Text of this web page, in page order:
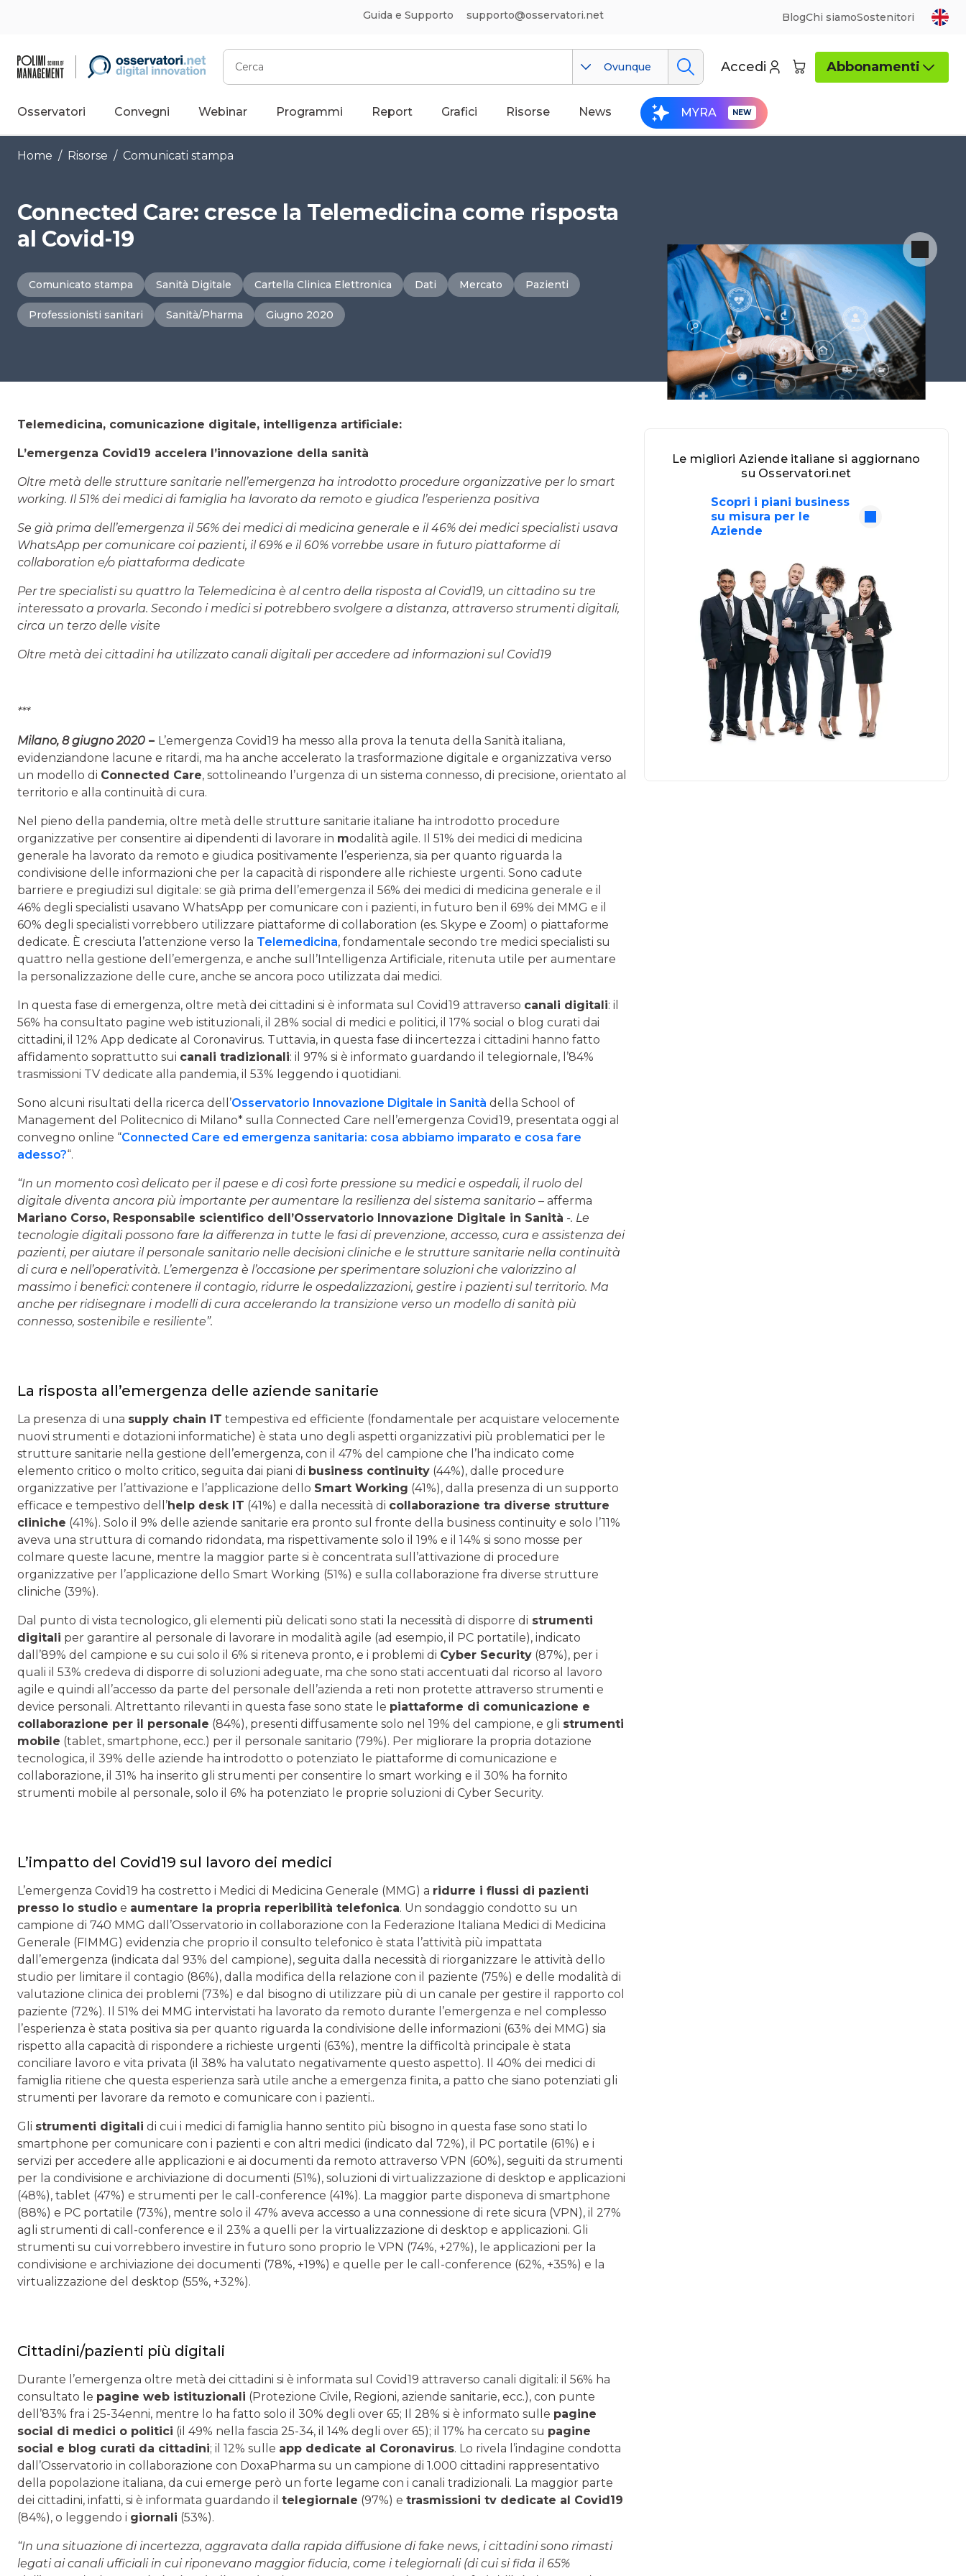
Guida e Supporto supporto@osservatori.net BlogChi siamoSostenitori
Cerca
Ovunque Accedi Abbonamenti
Osservatori Convegni Webinar Programmi Report Grafici Risorse News MYRA
Home / Risorse / Comunicati stampa
Connected Care: cresce la Telemedicina come risposta
al Covid-19
Comunicato stampa Sanità Digitale Cartella Clinica Elettronica Dati Mercato Pazienti
Professionisti sanitari Sanità/Pharma Giugno 2020
Telemedicina, comunicazione digitale, intelligenza artificiale:
L’emergenza Covid19 accelera l’innovazione della sanità
Oltre metà delle strutture sanitarie nell’emergenza ha introdotto procedure organizzative per lo smart
working. Il 51% dei medici di famiglia ha lavorato da remoto e giudica l’esperienza positiva
Se già prima dell’emergenza il 56% dei medici di medicina generale e il 46% dei medici specialisti usava
WhatsApp per comunicare coi pazienti, il 69% e il 60% vorrebbe usare in futuro piattaforme di
collaboration e/o piattaforma dedicate
Per tre specialisti su quattro la Telemedicina è al centro della risposta al Covid19, un cittadino su tre
interessato a provarla. Secondo i medici si potrebbero svolgere a distanza, attraverso strumenti digitali,
circa un terzo delle visite
Oltre metà dei cittadini ha utilizzato canali digitali per accedere ad informazioni sul Covid19
***
Milano, 8 giugno 2020 – L’emergenza Covid19 ha messo alla prova la tenuta della Sanità italiana,
evidenziandone lacune e ritardi, ma ha anche accelerato la trasformazione digitale e organizzativa verso
un modello di Connected Care, sottolineando l’urgenza di un sistema connesso, di precisione, orientato al
territorio e alla continuità di cura.
Nel pieno della pandemia, oltre metà delle strutture sanitarie italiane ha introdotto procedure
organizzative per consentire ai dipendenti di lavorare in modalità agile. Il 51% dei medici di medicina
generale ha lavorato da remoto e giudica positivamente l’esperienza, sia per quanto riguarda la
condivisione delle informazioni che per la capacità di rispondere alle richieste urgenti. Sono cadute
barriere e pregiudizi sul digitale: se già prima dell’emergenza il 56% dei medici di medicina generale e il
46% degli specialisti usavano WhatsApp per comunicare con i pazienti, in futuro ben il 69% dei MMG e il
60% degli specialisti vorrebbero utilizzare piattaforme di collaboration (es. Skype e Zoom) o piattaforme
dedicate. È cresciuta l’attenzione verso la Telemedicina, fondamentale secondo tre medici specialisti su
quattro nella gestione dell’emergenza, e anche sull’Intelligenza Artificiale, ritenuta utile per aumentare
la personalizzazione delle cure, anche se ancora poco utilizzata dai medici.
In questa fase di emergenza, oltre metà dei cittadini si è informata sul Covid19 attraverso canali digitali: il
56% ha consultato pagine web istituzionali, il 28% social di medici e politici, il 17% social o blog curati dai
cittadini, il 12% App dedicate al Coronavirus. Tuttavia, in questa fase di incertezza i cittadini hanno fatto
affidamento soprattutto sui canali tradizionali: il 97% si è informato guardando il telegiornale, l’84%
trasmissioni TV dedicate alla pandemia, il 53% leggendo i quotidiani.
Sono alcuni risultati della ricerca dell’Osservatorio Innovazione Digitale in Sanità della School of
Management del Politecnico di Milano* sulla Connected Care nell’emergenza Covid19, presentata oggi al
convegno online “Connected Care ed emergenza sanitaria: cosa abbiamo imparato e cosa fare
adesso?“.
“In un momento così delicato per il paese e di così forte pressione su medici e ospedali, il ruolo del
digitale diventa ancora più importante per aumentare la resilienza del sistema sanitario – afferma
Mariano Corso, Responsabile scientifico dell’Osservatorio Innovazione Digitale in Sanità -. Le
tecnologie digitali possono fare la differenza in tutte le fasi di prevenzione, accesso, cura e assistenza dei
pazienti, per aiutare il personale sanitario nelle decisioni cliniche e le strutture sanitarie nella continuità
di cura e nell’operatività. L’emergenza è l’occasione per sperimentare soluzioni che valorizzino al
massimo i benefici: contenere il contagio, ridurre le ospedalizzazioni, gestire i pazienti sul territorio. Ma
anche per ridisegnare i modelli di cura accelerando la transizione verso un modello di sanità più
connesso, sostenibile e resiliente”.
La risposta all’emergenza delle aziende sanitarie
La presenza di una supply chain IT tempestiva ed efficiente (fondamentale per acquistare velocemente
nuovi strumenti e dotazioni informatiche) è stata uno degli aspetti organizzativi più problematici per le
strutture sanitarie nella gestione dell’emergenza, con il 47% del campione che l’ha indicato come
elemento critico o molto critico, seguita dai piani di business continuity (44%), dalle procedure
organizzative per l’attivazione e l’applicazione dello Smart Working (41%), dalla presenza di un supporto
efficace e tempestivo dell’help desk IT (41%) e dalla necessità di collaborazione tra diverse strutture
cliniche (41%). Solo il 9% delle aziende sanitarie era pronto sul fronte della business continuity e solo l’11%
aveva una struttura di comando ridondata, ma rispettivamente solo il 19% e il 14% si sono mosse per
colmare queste lacune, mentre la maggior parte si è concentrata sull’attivazione di procedure
organizzative per l’applicazione dello Smart Working (51%) e sulla collaborazione fra diverse strutture
cliniche (39%).
Dal punto di vista tecnologico, gli elementi più delicati sono stati la necessità di disporre di strumenti
digitali per garantire al personale di lavorare in modalità agile (ad esempio, il PC portatile), indicato
dall’89% del campione e su cui solo il 6% si riteneva pronto, e i problemi di Cyber Security (87%), per i
quali il 53% credeva di disporre di soluzioni adeguate, ma che sono stati accentuati dal ricorso al lavoro
agile e quindi all’accesso da parte del personale dell’azienda a reti non protette attraverso strumenti e
device personali. Altrettanto rilevanti in questa fase sono state le piattaforme di comunicazione e
collaborazione per il personale (84%), presenti diffusamente solo nel 19% del campione, e gli strumenti
mobile (tablet, smartphone, ecc.) per il personale sanitario (79%). Per migliorare la propria dotazione
tecnologica, il 39% delle aziende ha introdotto o potenziato le piattaforme di comunicazione e
collaborazione, il 31% ha inserito gli strumenti per consentire lo smart working e il 30% ha fornito
strumenti mobile al personale, solo il 6% ha potenziato le proprie soluzioni di Cyber Security.
L’impatto del Covid19 sul lavoro dei medici
L’emergenza Covid19 ha costretto i Medici di Medicina Generale (MMG) a ridurre i flussi di pazienti
presso lo studio e aumentare la propria reperibilità telefonica. Un sondaggio condotto su un
campione di 740 MMG dall’Osservatorio in collaborazione con la Federazione Italiana Medici di Medicina
Generale (FIMMG) evidenzia che proprio il consulto telefonico è stata l’attività più impattata
dall’emergenza (indicata dal 93% del campione), seguita dalla necessità di riorganizzare le attività dello
studio per limitare il contagio (86%), dalla modifica della relazione con il paziente (75%) e delle modalità di
valutazione clinica dei problemi (73%) e dal bisogno di utilizzare più di un canale per gestire il rapporto col
paziente (72%). Il 51% dei MMG intervistati ha lavorato da remoto durante l’emergenza e nel complesso
l’esperienza è stata positiva sia per quanto riguarda la condivisione delle informazioni (63% dei MMG) sia
rispetto alla capacità di rispondere a richieste urgenti (63%), mentre la difficoltà principale è stata
conciliare lavoro e vita privata (il 38% ha valutato negativamente questo aspetto). Il 40% dei medici di
famiglia ritiene che questa esperienza sarà utile anche a emergenza finita, a patto che siano potenziati gli
strumenti per lavorare da remoto e comunicare con i pazienti..
Gli strumenti digitali di cui i medici di famiglia hanno sentito più bisogno in questa fase sono stati lo
smartphone per comunicare con i pazienti e con altri medici (indicato dal 72%), il PC portatile (61%) e i
servizi per accedere alle applicazioni e ai documenti da remoto attraverso VPN (60%), seguiti da strumenti
per la condivisione e archiviazione di documenti (51%), soluzioni di virtualizzazione di desktop e applicazioni
(48%), tablet (47%) e strumenti per le call-conference (41%). La maggior parte disponeva di smartphone
(88%) e PC portatile (73%), mentre solo il 47% aveva accesso a una connessione di rete sicura (VPN), il 27%
agli strumenti di call-conference e il 23% a quelli per la virtualizzazione di desktop e applicazioni. Gli
strumenti su cui vorrebbero investire in futuro sono proprio le VPN (74%, +27%), le applicazioni per la
condivisione e archiviazione dei documenti (78%, +19%) e quelle per le call-conference (62%, +35%) e la
virtualizzazione del desktop (55%, +32%).
Cittadini/pazienti più digitali
Durante l’emergenza oltre metà dei cittadini si è informata sul Covid19 attraverso canali digitali: il 56% ha
consultato le pagine web istituzionali (Protezione Civile, Regioni, aziende sanitarie, ecc.), con punte
dell’83% fra i 25-34enni, mentre lo ha fatto solo il 30% degli over 65; Il 28% si è informato sulle pagine
social di medici o politici (il 49% nella fascia 25-34, il 14% degli over 65); il 17% ha cercato su pagine
social e blog curati da cittadini; il 12% sulle app dedicate al Coronavirus. Lo rivela l’indagine condotta
dall’Osservatorio in collaborazione con DoxaPharma su un campione di 1.000 cittadini rappresentativo
della popolazione italiana, da cui emerge però un forte legame con i canali tradizionali. La maggior parte
dei cittadini, infatti, si è informata guardando il telegiornale (97%) e trasmissioni tv dedicate al Covid19
(84%), o leggendo i giornali (53%).
“In una situazione di incertezza, aggravata dalla rapida diffusione di fake news, i cittadini sono rimasti
legati ai canali ufficiali in cui riponevano maggior fiducia, come i telegiornali (di cui si fida il 65%
Le migliori Aziende italiane si aggiornano
su Osservatori.net
Scopri i piani business
su misura per le
Aziende